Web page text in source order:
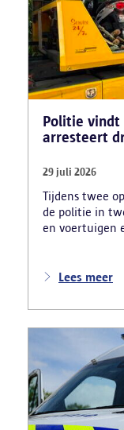
Politie vindt
arresteert
29 juli 2026
Tijdens twee
de politie in
en voertuigen
beslag
motorblokken
Lees meer